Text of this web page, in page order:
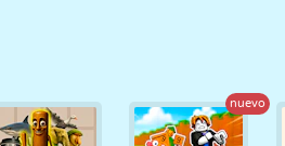
nuevo